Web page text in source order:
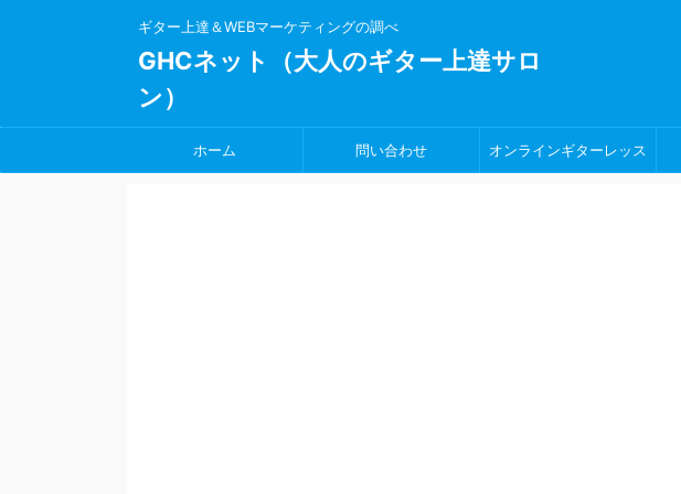
ギター上達＆WEBマーケティングの調べ
GHCネット（大人のギター上達サロ
ン）
ホーム 問い合わせ オンラインギターレッス